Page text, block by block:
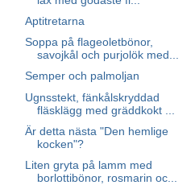
Aptitretarna
Soppa på flageoletbönor,
savojkål och purjolök med...
Semper och palmoljan
Ugnsstekt, fänkålskryddad
fläsklägg med gräddkokt ...
Är detta nästa "Den hemlige
kocken"?
Liten gryta på lamm med
borlottibönor, rosmarin oc...